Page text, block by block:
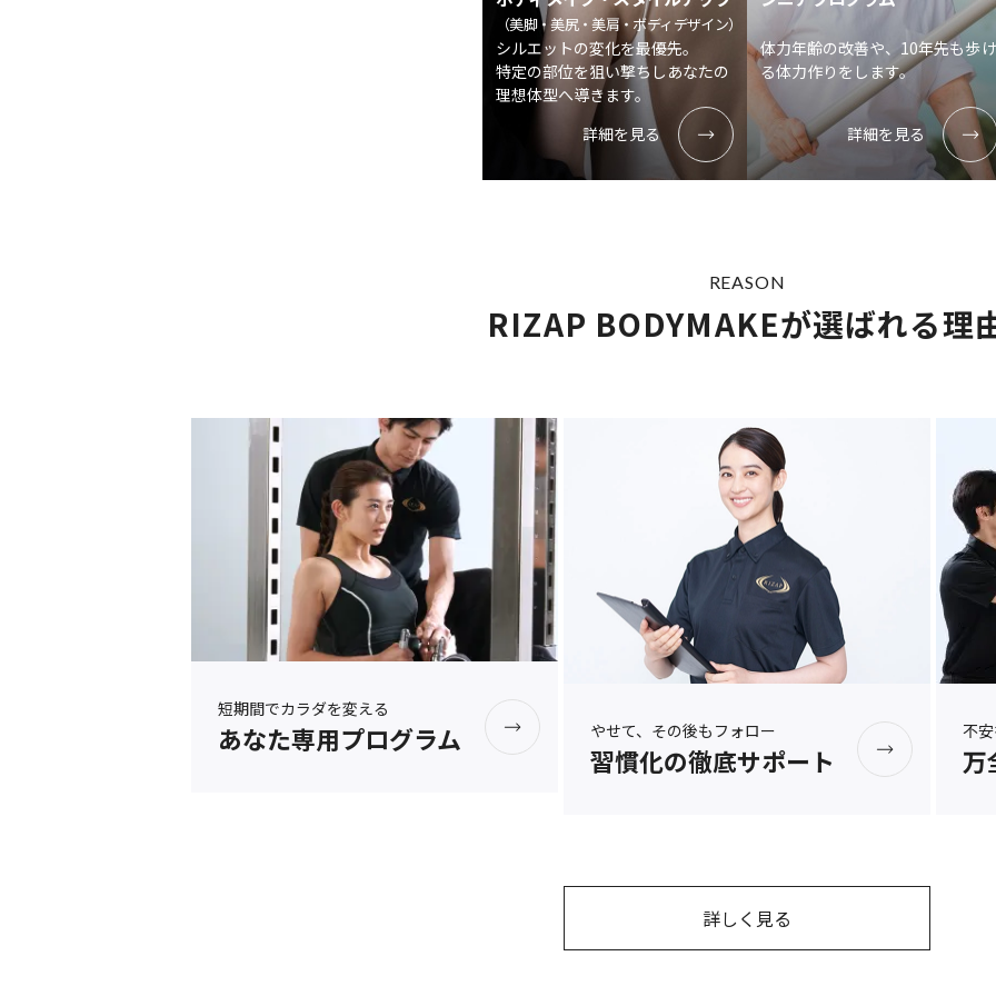
（美脚・美尻・美肩・ボディデザイン）
シルエットの変化を最優先。
特定の部位を狙い撃ちしあなたの
理想体型へ導きます。
詳細を見る
体力年齢の改善や、10年先も歩け
る体力作りをします。
詳細を見る
REASON
RIZAP BODYMAKEが選ばれる理
短期間でカラダを変える
あなた専用プログラム やせて、その後もフォロー
習慣化の徹底サポート
不
万
詳しく見る